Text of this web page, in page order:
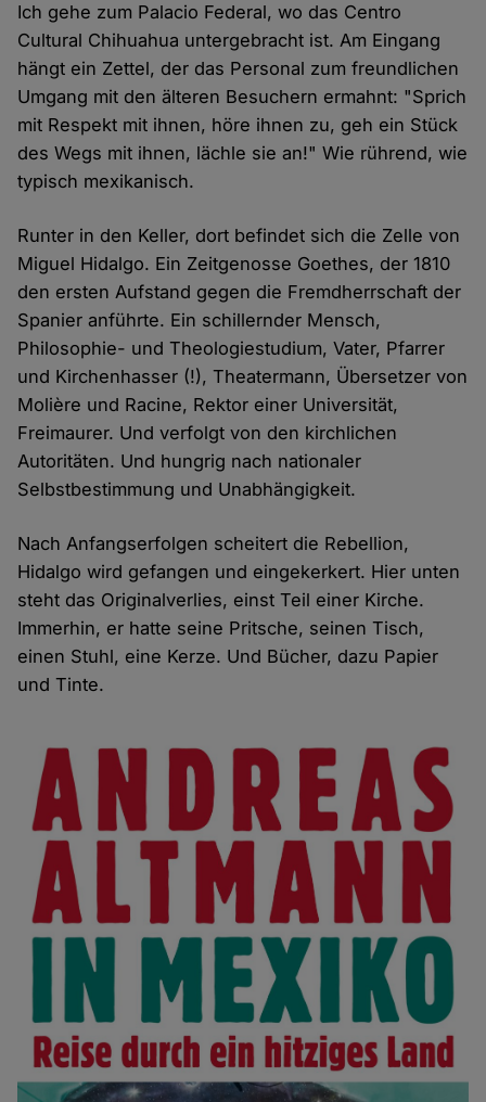
Ich gehe zum Palacio Federal, wo das Centro
Cultural Chihuahua untergebracht ist. Am Eingang
hängt ein Zettel, der das Personal zum freundlichen
Umgang mit den älteren Besuchern ermahnt: "Sprich
mit Respekt mit ihnen, höre ihnen zu, geh ein Stück
des Wegs mit ihnen, lächle sie an!" Wie rührend, wie
typisch mexikanisch.
Runter in den Keller, dort befindet sich die Zelle von
Miguel Hidalgo. Ein Zeitgenosse Goethes, der 1810
den ersten Aufstand gegen die Fremdherrschaft der
Spanier anführte. Ein schillernder Mensch,
Philosophie- und Theologiestudium, Vater, Pfarrer
und Kirchenhasser (!), Theatermann, Übersetzer von
Molière und Racine, Rektor einer Universität,
Freimaurer. Und verfolgt von den kirchlichen
Autoritäten. Und hungrig nach nationaler
Selbstbestimmung und Unabhängigkeit.
Nach Anfangserfolgen scheitert die Rebellion,
Hidalgo wird gefangen und eingekerkert. Hier unten
steht das Originalverlies, einst Teil einer Kirche.
Immerhin, er hatte seine Pritsche, seinen Tisch,
einen Stuhl, eine Kerze. Und Bücher, dazu Papier
und Tinte.